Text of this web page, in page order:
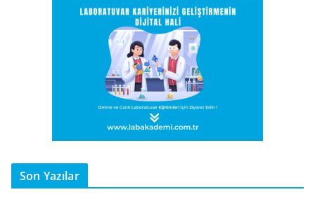
Son Yazılar